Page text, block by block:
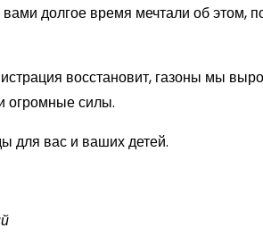
долгое время мечтали об этом,
восстановит, газоны мы
огромные силы.
для вас и ваших детей.